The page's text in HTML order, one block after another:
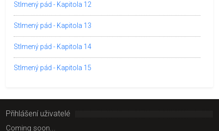
Stlmený pád - Kapitola 12
Stlmený pád - Kapitola 13
Stlmený pád - Kapitola 14
Stlmený pád - Kapitola 15
Přihlášení uživatelé
Coming soon...